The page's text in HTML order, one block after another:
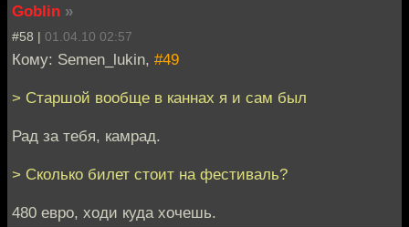
Goblin »
#58 | 01.04.10 02:57
Кому: Semen_lukin, #49
> Старшой вообще в каннах я и сам был
Рад за тебя, камрад.
> Сколько билет стоит на фестиваль?
480 евро, ходи куда хочешь.